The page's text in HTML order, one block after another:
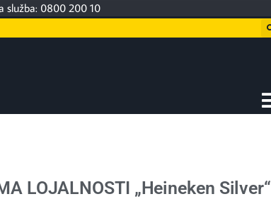
služba: 0800 200 10
LOJALNOSTI „Heineken Silver“